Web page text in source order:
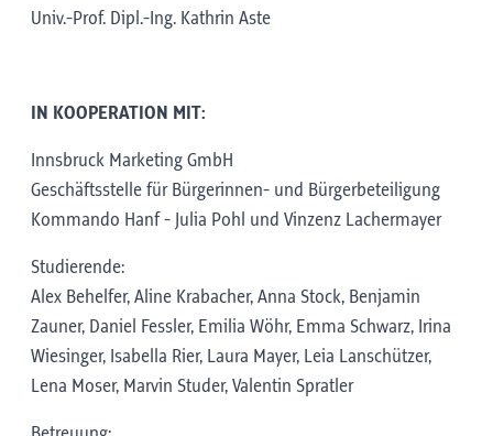
Univ.-Prof. Dipl.-Ing. Kathrin Aste
IN KOOPERATION MIT:
Innsbruck Marketing GmbH
Geschäftsstelle für Bürgerinnen- und Bürgerbeteiligung
Kommando Hanf - Julia Pohl und Vinzenz Lachermayer
Studierende:
Alex Behelfer, Aline Krabacher, Anna Stock, Benjamin
Zauner, Daniel Fessler, Emilia Wöhr, Emma Schwarz, Irina
Wiesinger, Isabella Rier, Laura Mayer, Leia Lanschützer,
Lena Moser, Marvin Studer, Valentin Spratler